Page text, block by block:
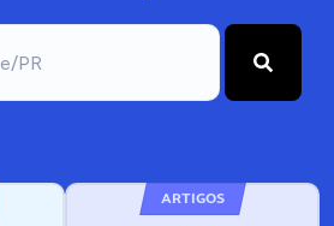
ARTIGOS